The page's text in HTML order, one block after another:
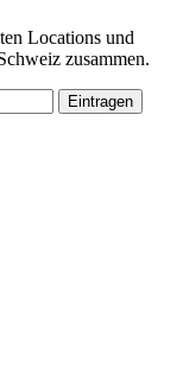
Locations und
zusammen.
Eintragen